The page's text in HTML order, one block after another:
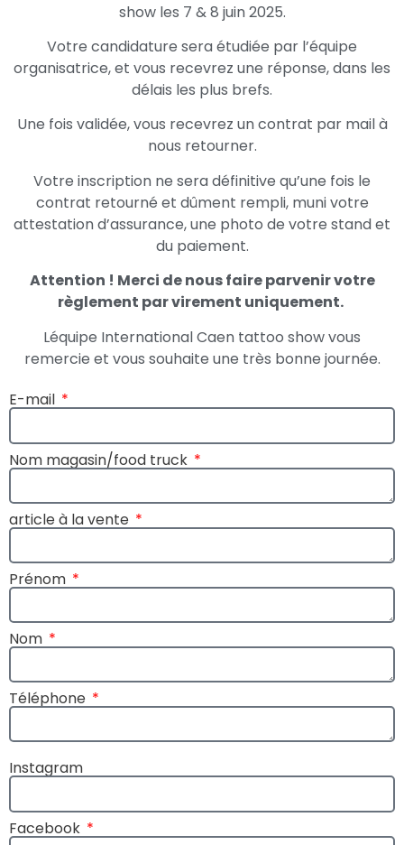
show les 7 & 8 juin 2025.
Votre candidature sera étudiée par l’équipe
organisatrice, et vous recevrez une réponse, dans les
délais les plus brefs.
Une fois validée, vous recevrez un contrat par mail à
nous retourner.
Votre inscription ne sera définitive qu’une fois le
contrat retourné et dûment rempli, muni votre
attestation d’assurance, une photo de votre stand et
du paiement.
Attention ! Merci de nous faire parvenir votre
règlement par virement uniquement.
Léquipe International Caen tattoo show vous
remercie et vous souhaite une très bonne journée.
E-mail
Nom magasin/food truck
article à la vente
Prénom
Nom
Téléphone
Instagram
Facebook